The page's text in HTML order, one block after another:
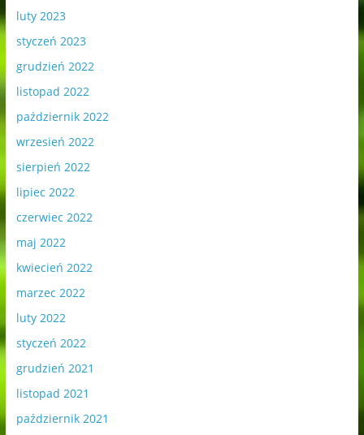
luty 2023
styczeń 2023
grudzień 2022
listopad 2022
październik 2022
wrzesień 2022
sierpień 2022
lipiec 2022
czerwiec 2022
maj 2022
kwiecień 2022
marzec 2022
luty 2022
styczeń 2022
grudzień 2021
listopad 2021
październik 2021